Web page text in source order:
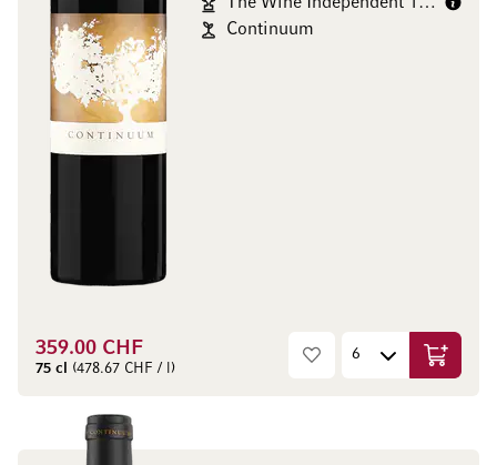
Continuum
359.00 CHF
75 cl (478.67 CHF / l) Ajouter